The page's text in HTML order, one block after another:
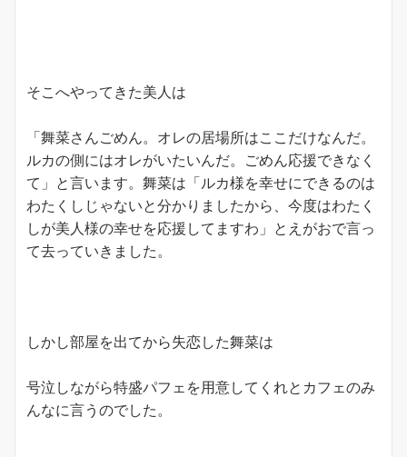
そこへやってきた美人は
「舞菜さんごめん。オレの居場所はここだけなんだ。
ルカの側にはオレがいたいんだ。ごめん応援できなく
て」と言います。舞菜は「ルカ様を幸せにできるのは
わたくしじゃないと分かりましたから、今度はわたく
しが美人様の幸せを応援してますわ」とえがおで言っ
て去っていきました。
しかし部屋を出てから失恋した舞菜は
号泣しながら特盛パフェを用意してくれとカフェのみ
んなに言うのでした。